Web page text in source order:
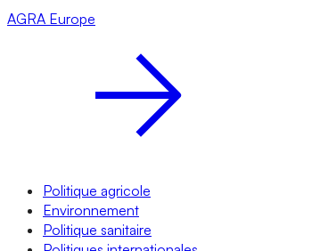
AGRA Europe
Politique agricole
Environnement
Politique sanitaire